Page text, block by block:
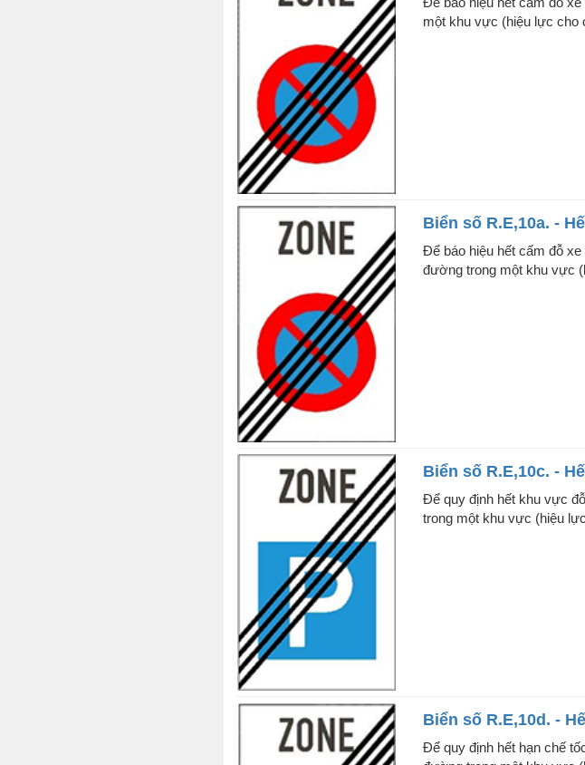
một khu vực (hiệu lực cho
Biển số R.E,10a. -
Để báo hiệu hết cấm đỗ
đường trong một khu vực
Biển số R.E,10c. -
Để quy định hết khu vực
trong một khu vực (hiệu
Biển số R.E,10d. -
Để quy định hết hạn chế